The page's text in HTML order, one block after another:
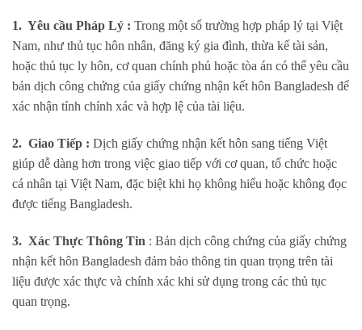
1. Yêu cầu Pháp Lý : Trong một số trường hợp pháp lý tại Việt
Nam, như thủ tục hôn nhân, đăng ký gia đình, thừa kế tài sản,
hoặc thủ tục ly hôn, cơ quan chính phủ hoặc tòa án có thể yêu cầu
bản dịch công chứng của giấy chứng nhận kết hôn Bangladesh để
xác nhận tính chính xác và hợp lệ của tài liệu.
2. Giao Tiếp : Dịch giấy chứng nhận kết hôn sang tiếng Việt
giúp dễ dàng hơn trong việc giao tiếp với cơ quan, tổ chức hoặc
cá nhân tại Việt Nam, đặc biệt khi họ không hiểu hoặc không đọc
được tiếng Bangladesh.
3. Xác Thực Thông Tin : Bản dịch công chứng của giấy chứng
nhận kết hôn Bangladesh đảm bảo thông tin quan trọng trên tài
liệu được xác thực và chính xác khi sử dụng trong các thủ tục
quan trọng.